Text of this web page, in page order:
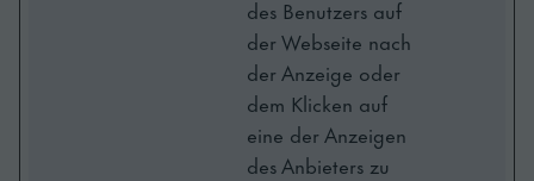
des Benutzers auf
der Webseite nach
der Anzeige oder
dem Klicken auf
eine der Anzeigen
des Anbieters zu